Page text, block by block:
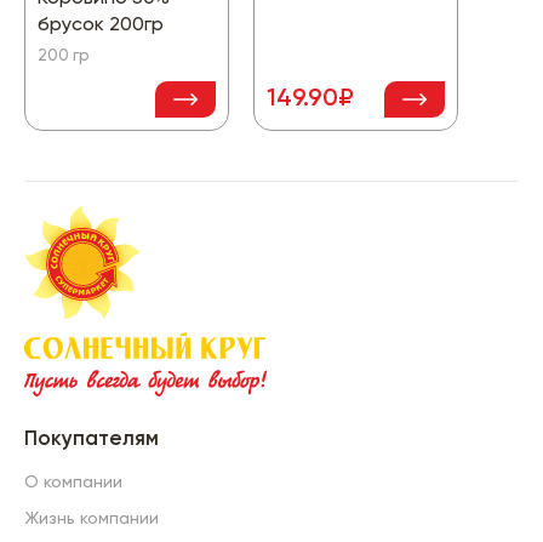
брусок 200гр
200 гр
149.90₽
Покупателям
О компании
Жизнь компании